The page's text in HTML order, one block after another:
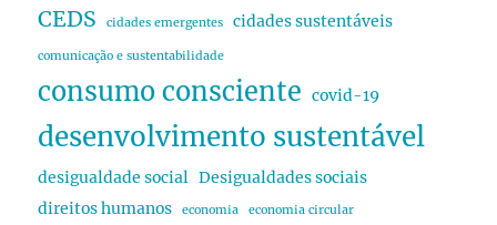
CEDS cidades emergentes cidades sustentáveis
comunicação e sustentabilidade
consumo consciente covid-19
desenvolvimento sustentável
desigualdade social Desigualdades sociais
direitos humanos
economia economia circular